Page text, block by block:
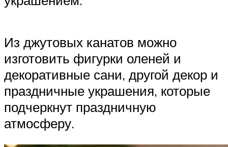
Из джутовых канатов можно
изготовить фигурки оленей и
декоративные сани, другой декор и
праздничные украшения, которые
подчеркнут праздничную
атмосферу.